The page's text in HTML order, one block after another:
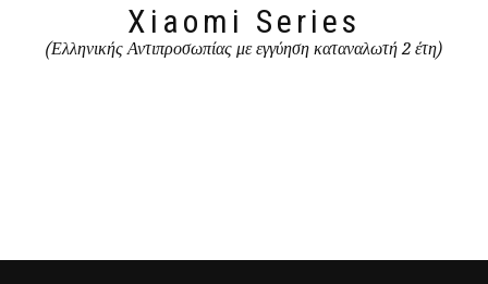
Xiaomi Series
(Ελληνικής Αντιπροσωπίας με εγγύηση καταναλωτή 2 έτη)